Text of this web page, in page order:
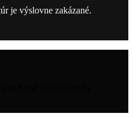
je výslovne zakázané.